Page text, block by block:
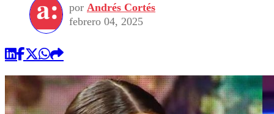
por Andrés Cortés
febrero 04, 2025